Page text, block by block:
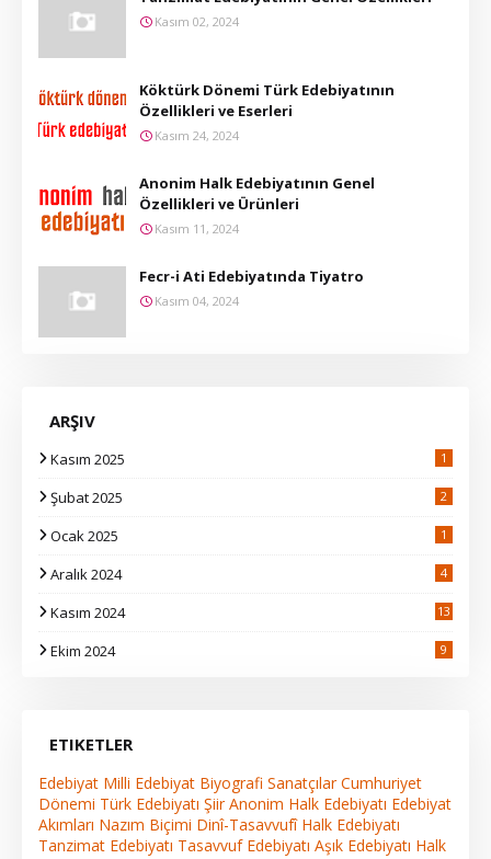
Kasım 02, 2024
Köktürk Dönemi Türk Edebiyatının
Özellikleri ve Eserleri
Kasım 24, 2024
Anonim Halk Edebiyatının Genel
Özellikleri ve Ürünleri
Kasım 11, 2024
Fecr-i Ati Edebiyatında Tiyatro
Kasım 04, 2024
ARŞIV
Kasım 2025 1
Şubat 2025 2
Ocak 2025 1
Aralık 2024 4
Kasım 2024
13
Ekim 2024 9
ETIKETLER
Edebiyat Milli Edebiyat Biyografi Sanatçılar Cumhuriyet
Dönemi Türk Edebiyatı Şiir Anonim Halk Edebiyatı Edebiyat
Akımları Nazım Biçimi Dinî-Tasavvufî Halk Edebiyatı
Tanzimat Edebiyatı Tasavvuf Edebiyatı Aşık Edebiyatı Halk